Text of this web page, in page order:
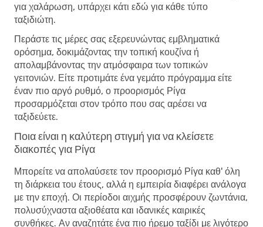
για χαλάρωση, υπάρχει κάτι εδώ για κάθε τύπο
ταξιδιώτη.
Περάστε τις μέρες σας εξερευνώντας εμβληματικά
ορόσημα, δοκιμάζοντας την τοπική κουζίνα ή
απολαμβάνοντας την ατμόσφαιρα των τοπικών
γειτονιών. Είτε προτιμάτε ένα γεμάτο πρόγραμμα είτε
έναν πιο αργό ρυθμό, ο προορισμός Ρίγα
προσαρμόζεται στον τρόπο που σας αρέσει να
ταξιδεύετε.
Ποια είναι η καλύτερη στιγμή για να κλείσετε
διακοπές για Ρίγα
Μπορείτε να απολαύσετε τον προορισμό Ρίγα καθ' όλη
τη διάρκεια του έτους, αλλά η εμπειρία διαφέρει ανάλογα
με την εποχή. Οι περίοδοι αιχμής προσφέρουν ζωντάνια,
πολυσύχναστα αξιοθέατα και ιδανικές καιρικές
συνθήκες. Αν αναζητάτε ένα πιο ήρεμο ταξίδι με λιγότερο